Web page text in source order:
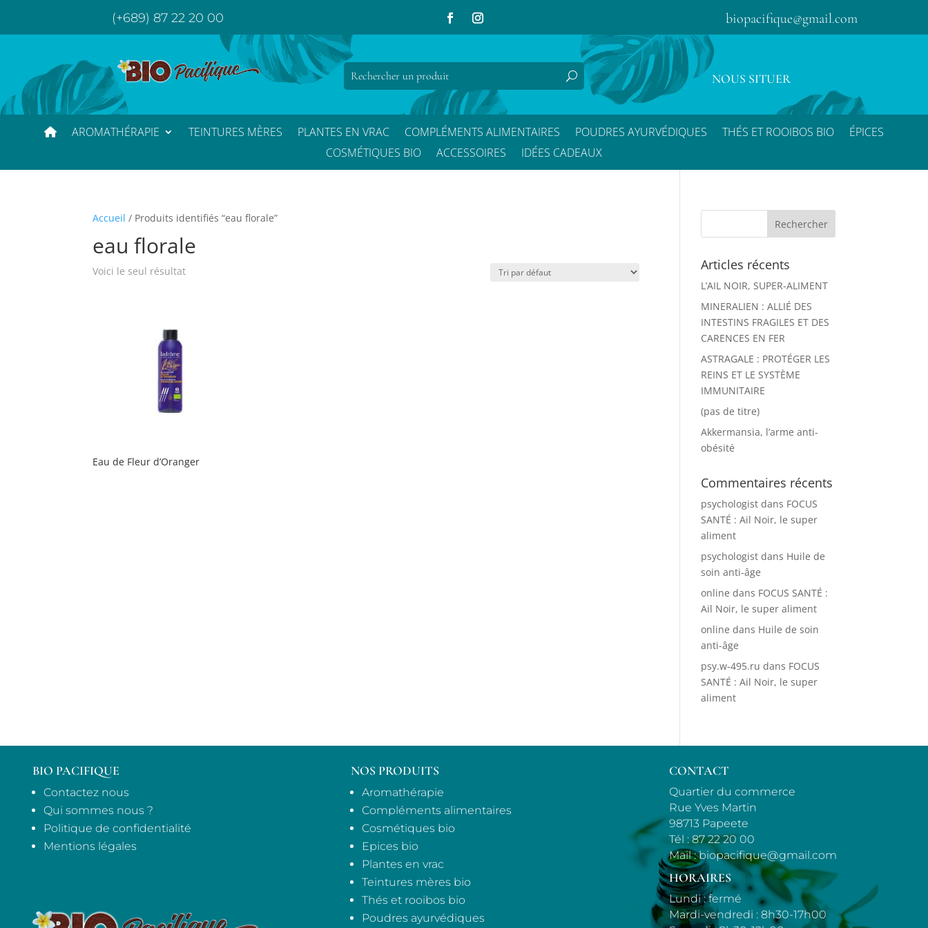
(+689) 87 22 20 00 biopacifique@gmail.com
NOUS SITUER
AROMATHÉRAPIE TEINTURES MÈRES PLANTES EN VRAC COMPLÉMENTS ALIMENTAIRES POUDRES AYURVÉDIQUES THÉS ET ROOIBOS BIO
ÉPICES
COSMÉTIQUES BIO
ACCESSOIRES IDÉES CADEAUX
Accueil / Produits identifiés “eau florale”
eau florale
Voici le seul résultat
Eau de Fleur d’Oranger
Articles récents
L’AIL NOIR, SUPER-ALIMENT
MINERALIEN : ALLIÉ DES
INTESTINS FRAGILES ET DES
CARENCES EN FER
ASTRAGALE : PROTÉGER LES
REINS ET LE SYSTÈME
IMMUNITAIRE
(pas de titre)
Akkermansia, l’arme anti-
obésité
Commentaires récents
psychologist dans FOCUS
SANTÉ : Ail Noir, le super
aliment
psychologist dans Huile de
soin anti-âge
online dans FOCUS SANTÉ :
Ail Noir, le super aliment
online dans Huile de soin
anti-âge
psy.w-495.ru dans FOCUS
SANTÉ : Ail Noir, le super
aliment
BIO PACIFIQUE
Contactez nous
Qui sommes nous ?
Politique de confidentialité
Mentions légales
NOS PRODUITS
Aromathérapie
Compléments alimentaires
Cosmétiques bio
Epices bio
Plantes en vrac
Teintures mères bio
Thés et rooibos bio
Poudres ayurvédiques
CONTACT
Quartier du commerce
Rue Yves Martin
98713 Papeete
Tél :87 22 20 00
Mail :biopacifique@gmail.com
HORAIRES
Lundi : fermé
Mardi-vendredi : 8h30-17h00